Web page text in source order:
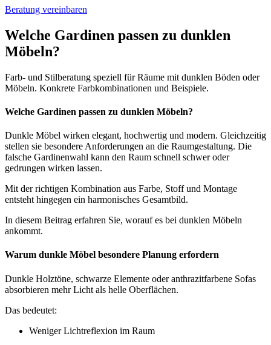
Beratung vereinbaren
Welche Gardinen passen zu dunklen
Möbeln?
Farb- und Stilberatung speziell für Räume mit dunklen Böden oder
Möbeln. Konkrete Farbkombinationen und Beispiele.
Welche Gardinen passen zu dunklen Möbeln?
Dunkle Möbel wirken elegant, hochwertig und modern. Gleichzeitig
stellen sie besondere Anforderungen an die Raumgestaltung. Die
falsche Gardinenwahl kann den Raum schnell schwer oder
gedrungen wirken lassen.
Mit der richtigen Kombination aus Farbe, Stoff und Montage
entsteht hingegen ein harmonisches Gesamtbild.
In diesem Beitrag erfahren Sie, worauf es bei dunklen Möbeln
ankommt.
Warum dunkle Möbel besondere Planung erfordern
Dunkle Holztöne, schwarze Elemente oder anthrazitfarbene Sofas
absorbieren mehr Licht als helle Oberflächen.
Das bedeutet:
Weniger Lichtreflexion im Raum